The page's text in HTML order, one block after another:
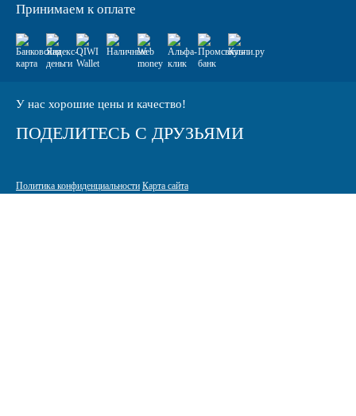
Принимаем к оплате
У нас хорошие цены и качество!
ПОДЕЛИТЕСЬ С ДРУЗЬЯМИ
Политика конфиденциальности Карта сайта